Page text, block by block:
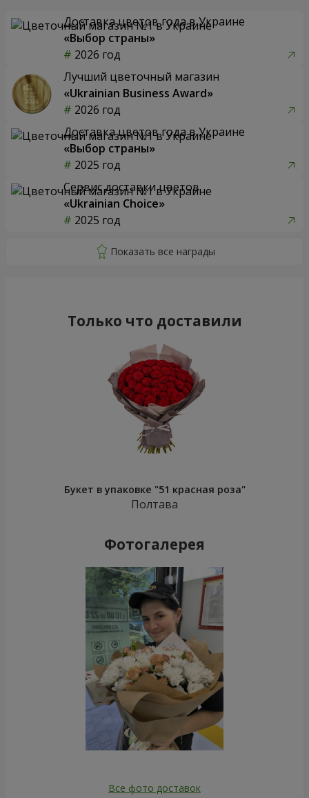
Доставка цветов года в Украине
«Выбор страны»
2026 год
Лучший цветочный магазин
«Ukrainian Business Award»
2026 год
Доставка цветов года в Украине
«Выбор страны»
2025 год
Сервис доставки цветов
«Ukrainian Choice»
2025 год
Только что доставили
Букет в упаковке "51 красная роза"
Полтава
Фотогалерея
Все фото доставок